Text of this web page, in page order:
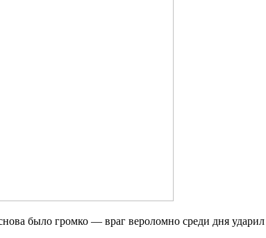
было громко — враг вероломно среди дня